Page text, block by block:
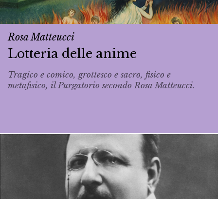
Rosa Matteucci
Lotteria delle anime
Tragico e comico, grottesco e sacro, fisico e
metafisico, il Purgatorio secondo Rosa Matteucci.